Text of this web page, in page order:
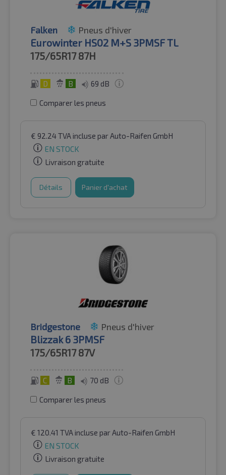
Falken Pneus d'hiver
Eurowinter HS02 M+S 3PMSF TL
175/65R17 87H
D B 69 dB
Comparer les pneus
€ 92.24TVA incluse par Auto-Raifen GmbH
EN STOCK
Livraison gratuite
Détails Panier d'achat
Bridgestone Pneus d'hiver
Blizzak 6 3PMSF
175/65R17 87V
C B 70 dB
Comparer les pneus
€ 120.41 TVA incluse par Auto-Raifen GmbH
EN STOCK
Livraison gratuite